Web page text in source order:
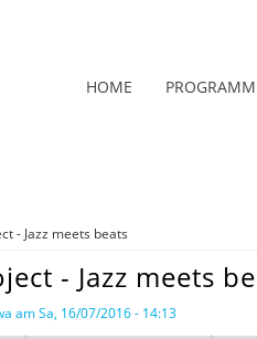
HOME PROGRAMM
- Jazz meets beats
- Jazz meets
am Sa, 16/07/2016 - 14:13